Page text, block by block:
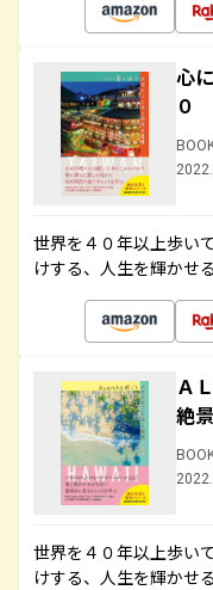
心
０
世界を４０年以上歩い
けする、人生を輝かせ
Ａ
絶
世界を４０年以上歩い
けする、人生を輝かせ